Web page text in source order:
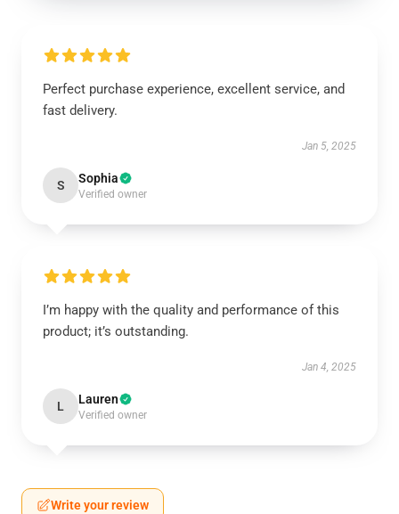
Perfect purchase experience, excellent service, and
fast delivery.
Jan 5, 2025
S Sophia
Verified owner
I’m happy with the quality and performance of this
product; it’s outstanding.
Jan 4, 2025
L Lauren
Verified owner
Write your review